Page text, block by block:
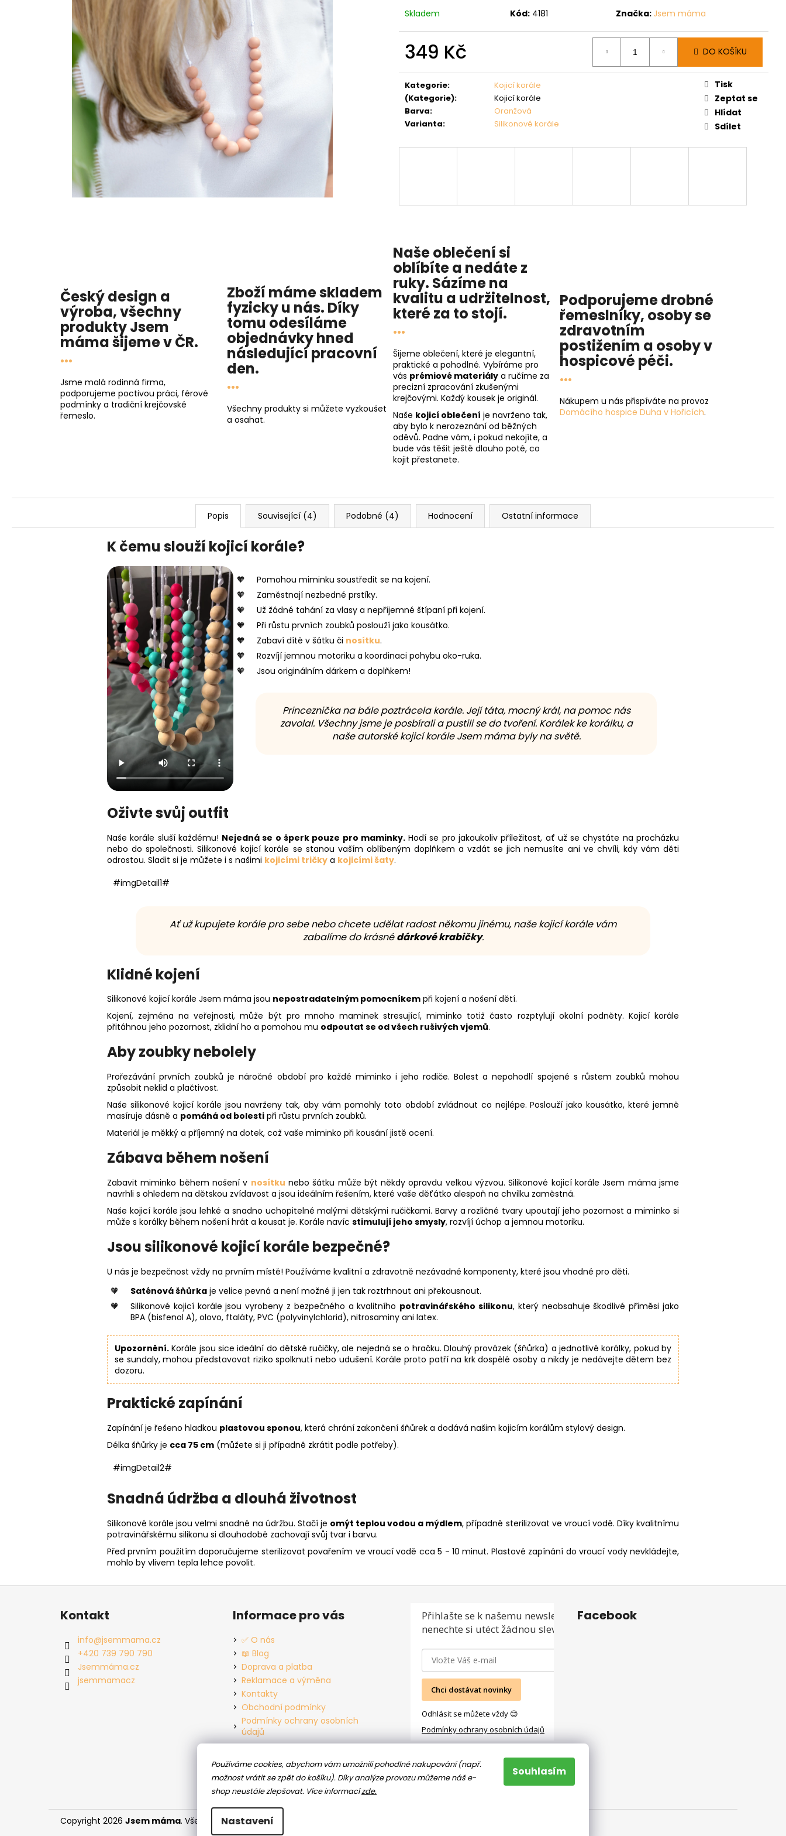
Používáme cookies, abychom vám umožnili pohodlné nakupování (např.
možnost vrátit se zpět do košíku). Díky analýze provozu můžeme náš e-
shop neustále zlepšovat. Více informacízde.
Nastavení
Souhlasím
Skladem Kód: 4181 Značka: Jsem máma
349 Kč
cena:
DO KOŠÍKU
Kategorie:
Kojicí korále
(Kategorie):
Kojicí korále
Barva:
Oranžová
Varianta: Silikonové korále
Tisk
Zeptat se
Hlídat
Sdílet
Český design a
výroba, všechny
produktyJsem
mámašijeme v ČR.
...
Jsme malá rodinná firma,
podporujeme poctivou práci, férové
podmínky a tradiční krejčovské
řemeslo.
Zboží máme skladem
fyzicky u nás. Díky
tomu odesíláme
objednávky hned
následující pracovní
den.
...
Všechny produkty si můžete vyzkoušet
a osahat.
Naše oblečení si
oblíbíte a nedáte z
ruky. Sázíme na
kvalitu a udržitelnost,
které za to stojí.
...
Šijeme oblečení, které je elegantní,
praktické a pohodlné. Vybíráme pro
vás prémiové materiály a ručíme za
precizní zpracování zkušenými
krejčovými. Každý kousek je originál.
Naše kojicí oblečení je navrženo tak,
aby bylo k nerozeznání od běžných
oděvů. Padne vám, i pokud nekojíte, a
bude vás těšit ještě dlouho poté, co
kojit přestanete.
Podporujeme drobné
řemeslníky, osoby se
zdravotním
postižením a osoby v
hospicové péči.
...
Nákupem u nás přispíváte na provoz
Domácího hospice Duha v Hořicích.
Popis Související (4) Podobné (4) Hodnocení Ostatní informace
K čemu slouží kojicí korále?
Pomohou miminku soustředit se na kojení.
Zaměstnají nezbedné prstíky.
Už žádné tahání za vlasy a nepříjemné štípaní při kojení.
Při růstu prvních zoubků poslouží jako kousátko.
Zabaví dítě v šátku či nosítku.
Rozvíjí jemnou motoriku a koordinaci pohybu oko-ruka.
Jsou originálním dárkem a doplňkem!
Princeznička na bále poztrácela korále. Její táta, mocný král, na pomoc nás
zavolal. Všechny jsme je posbírali a pustili se do tvoření. Korálek ke korálku, a
naše autorské kojicí korále Jsem máma byly na světě.
Oživte svůj outfit
Naše korále sluší každému! Nejedná se o šperk pouze pro maminky.Hodí se pro jakoukoliv příležitost, ať už se chystáte na procházku
nebo do společnosti. Silikonové kojicí korále se stanou vaším oblíbeným doplňkem a vzdát se jich nemusíte ani ve chvíli, kdy vám děti
odrostou. Sladit si je můžete i s našimi kojicími tričky a kojicími šaty.
#imgDetail1#
Ať už kupujete korále pro sebe nebo chcete udělat radost někomu jinému, naše kojicí korále vám
zabalíme do krásnédárkové krabičky.
Klidné kojení
Silikonové kojicí korále Jsem máma jsou nepostradatelným pomocníkem při kojení a nošení dětí.
Kojení, zejména na veřejnosti, může být pro mnoho maminek stresující, miminko totiž často rozptylují okolní podněty. Kojicí korále
přitáhnou jeho pozornost, zklidní ho a pomohou mu odpoutat se od všech rušivých vjemů.
Aby zoubky nebolely
Prořezávání prvních zoubků je náročné období pro každé miminko i jeho rodiče. Bolest a nepohodlí spojené s růstem zoubků mohou
způsobit neklid a plačtivost.
Naše silikonové kojicí korále jsou navrženy tak, aby vám pomohly toto období zvládnout co nejlépe. Poslouží jako kousátko, které jemně
masíruje dásně a pomáhá od bolesti při růstu prvních zoubků.
Materiál je měkký a příjemný na dotek, což vaše miminko při kousání jistě ocení.
Zábava během nošení
Zabavit miminko během nošení v nosítku nebo šátku může být někdy opravdu velkou výzvou. Silikonové kojicí korále Jsem máma jsme
navrhli s ohledem na dětskou zvídavost a jsou ideálním řešením, které vaše děťátko alespoň na chvilku zaměstná.
Naše kojicí korále jsou lehké a snadno uchopitelné malými dětskými ručičkami. Barvy a rozličné tvary upoutají jeho pozornost a miminko si
může s korálky během nošení hrát a kousat je. Korále navíc stimulují jeho smysly, rozvíjí úchop a jemnou motoriku.
Jsou silikonové kojicí korále bezpečné?
U nás je bezpečnost vždy na prvním místě! Používáme kvalitní a zdravotně nezávadné komponenty, které jsou vhodné pro děti.
Saténová šňůrka je velice pevná a není možné ji jen tak roztrhnout ani překousnout.
Silikonové kojicí korále jsou vyrobeny z bezpečného a kvalitního potravinářského silikonu, který neobsahuje škodlivé příměsi jako
BPA (bisfenol A), olovo, ftaláty, PVC (polyvinylchlorid), nitrosaminy ani latex.
Upozornění. Korále jsou sice ideální do dětské ručičky, ale nejedná se o hračku. Dlouhý provázek (šňůrka) a jednotlivé korálky, pokud by
se sundaly, mohou představovat riziko spolknutí nebo udušení. Korále proto patří na krk dospělé osoby a nikdy je nedávejte dětem bez
dozoru.
Praktické zapínání
Zapínání je řešeno hladkou plastovou sponou, která chrání zakončení šňůrek a dodává našim kojicím korálům stylový design.
Délka šňůrky je cca 75 cm (můžete si ji případně zkrátit podle potřeby).
#imgDetail2#
Snadná údržba a dlouhá životnost
Silikonové korále jsou velmi snadné na údržbu. Stačí je omýt teplou vodou a mýdlem, případně sterilizovat ve vroucí vodě. Díky kvalitnímu
potravinářskému silikonu si dlouhodobě zachovají svůj tvar i barvu.
Před prvním použitím doporučujeme sterilizovat povařením ve vroucí vodě cca 5 - 10 minut. Plastové zapínání do vroucí vody nevkládejte,
mohlo by vlivem tepla lehce povolit.
Z
Kontakt
info@jsemmama.cz
+420 739 790 790
Jsemmáma.cz
jsemmamacz
Informace pro vás
✅ O nás
📖 Blog
Doprava a platba
Reklamace a výměna
Kontakty
Obchodní podmínky
Podmínky ochrany osobních
údajů
Přihlašte se k našemu newsletteru a
nenechte si utéct žádnou slevu ani akci!
Chci dostávat novinky
Odhlásit se můžete vždy 😊
Podmínky ochrany osobních údajů
Facebook
Copyright 2026 Jsem máma. Všechna práva vyhrazena.